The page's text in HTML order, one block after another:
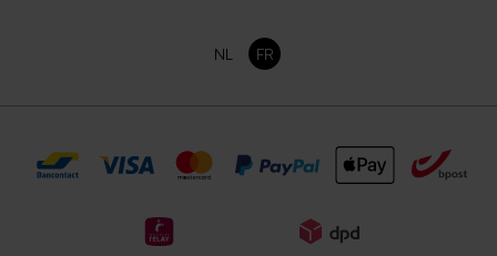
NL FR